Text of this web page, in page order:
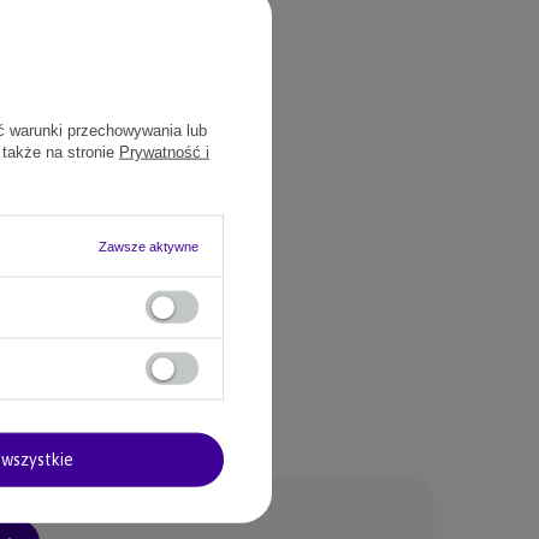
warunki przechowywania lub
na stronie Prywatność i
Zawsze aktywne